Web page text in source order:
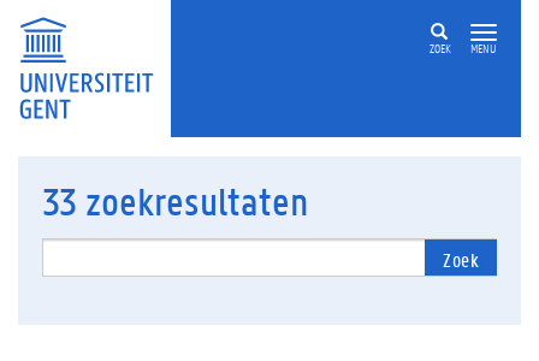
ZOEK MENU
33 zoekresultaten
Zoek